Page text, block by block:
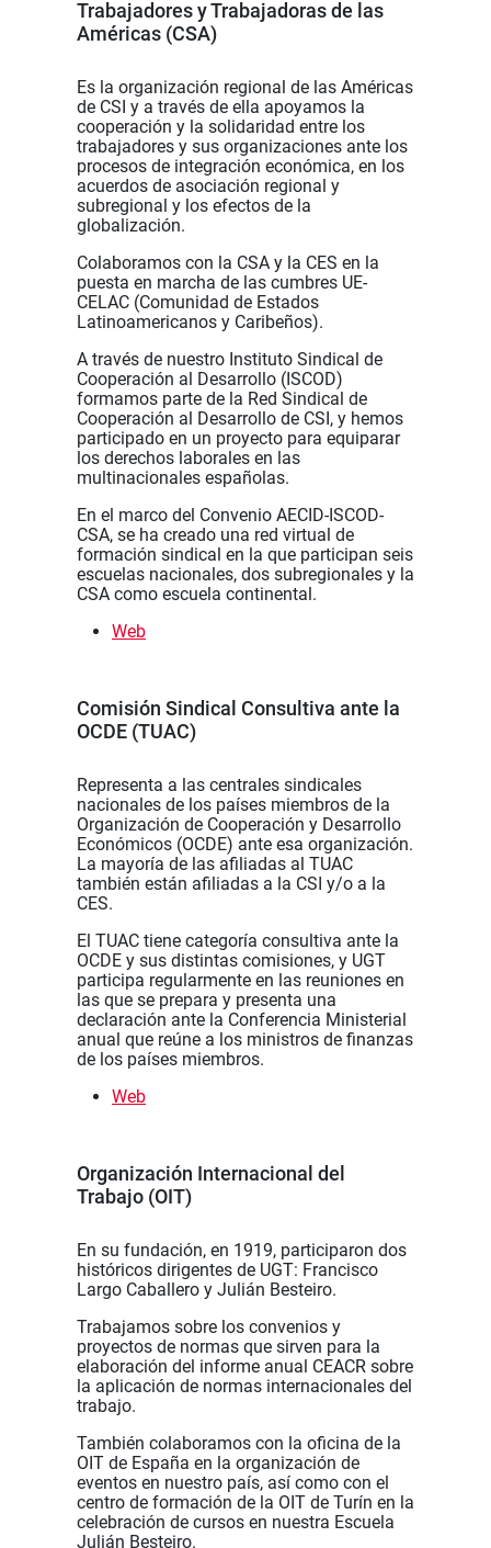
Trabajadores y Trabajadoras de las
Américas (CSA)
Es la organización regional de las Américas
de CSI y a través de ella apoyamos la
cooperación y la solidaridad entre los
trabajadores y sus organizaciones ante los
procesos de integración económica, en los
acuerdos de asociación regional y
subregional y los efectos de la
globalización.
Colaboramos con la CSA y la CES en la
puesta en marcha de las cumbres UE-
CELAC (Comunidad de Estados
Latinoamericanos y Caribeños).
A través de nuestro Instituto Sindical de
Cooperación al Desarrollo (ISCOD)
formamos parte de la Red Sindical de
Cooperación al Desarrollo de CSI, y hemos
participado en un proyecto para equiparar
los derechos laborales en las
multinacionales españolas.
En el marco del Convenio AECID-ISCOD-
CSA, se ha creado una red virtual de
formación sindical en la que participan seis
escuelas nacionales, dos subregionales y la
CSA como escuela continental.
Web
Comisión Sindical Consultiva ante la
OCDE (TUAC)
Representa a las centrales sindicales
nacionales de los países miembros de la
Organización de Cooperación y Desarrollo
Económicos (OCDE) ante esa organización.
La mayoría de las afiliadas al TUAC
también están afiliadas a la CSI y/o a la
CES.
El TUAC tiene categoría consultiva ante la
OCDE y sus distintas comisiones, y UGT
participa regularmente en las reuniones en
las que se prepara y presenta una
declaración ante la Conferencia Ministerial
anual que reúne a los ministros de finanzas
de los países miembros.
Web
Organización Internacional del
Trabajo (OIT)
En su fundación, en 1919, participaron dos
históricos dirigentes de UGT: Francisco
Largo Caballero y Julián Besteiro.
Trabajamos sobre los convenios y
proyectos de normas que sirven para la
elaboración del informe anual CEACR sobre
la aplicación de normas internacionales del
trabajo.
También colaboramos con la oficina de la
OIT de España en la organización de
eventos en nuestro país, así como con el
centro de formación de la OIT de Turín en la
celebración de cursos en nuestra Escuela
Julián Besteiro.